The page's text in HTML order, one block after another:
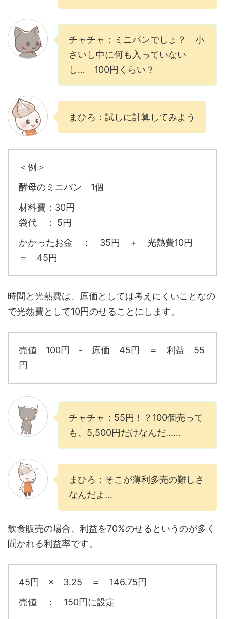
チャチャ：ミニパンでしょ？ 小
さいし中に何も入っていない
し… 100円くらい？
まひろ：試しに計算してみよう
＜例＞
酵母のミニパン 1個
材料費：30円
袋代 ： 5円
かかったお金 ： 35円 ＋ 光熱費10円
＝ 45円
時間と光熱費は、原価としては考えにくいことなの
で光熱費として10円のせることにします。
売値 100円 - 原価 45円 ＝ 利益 55
円
チャチャ：55円！？100個売って
も、5,500円だけなんだ……
まひろ：そこが薄利多売の難しさ
なんだよ…
飲食販売の場合、利益を70%のせるというのが多く
聞かれる利益率です。
45円 × 3.25 ＝ 146.75円
売値 ： 150円に設定